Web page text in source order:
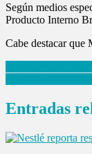
Según medios
Producto Interno
Cabe destacar que
Navegación
de
entradas
Entradas